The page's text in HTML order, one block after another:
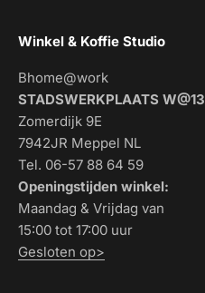
Winkel & Koffie Studio
Bhome@work
STADSWERKPLAATS W@13
Zomerdijk 9E
7942JR Meppel NL
Tel. 06-57 88 64 59
Openingstijden winkel:
Maandag & Vrijdag van
15:00 tot 17:00 uur
Gesloten op>